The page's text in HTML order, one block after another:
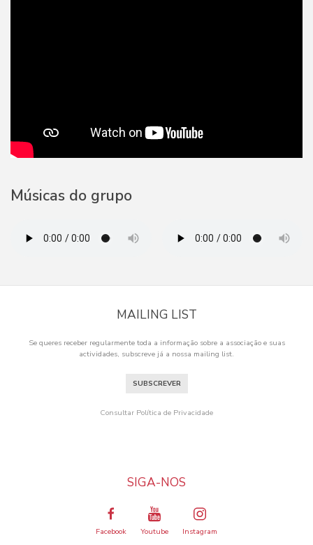
Músicas do grupo
MAILING LIST
Se queres receber regularmente toda a informação sobre a associação e suas
actividades, subscreve já a nossa mailing list.
SUBSCREVER
Consultar Política de Privacidade
SIGA-NOS
Facebook Youtube Instagram